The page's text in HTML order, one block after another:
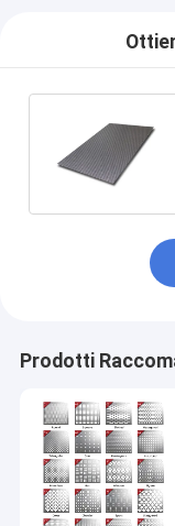
Prodotti